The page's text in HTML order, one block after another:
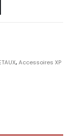
,Accessoires XP